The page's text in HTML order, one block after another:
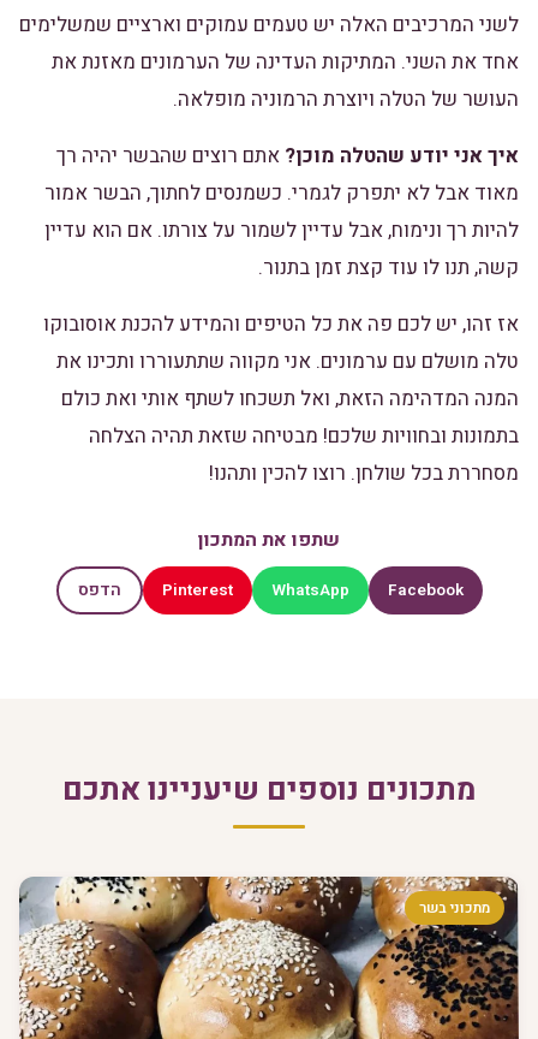
לשני המרכיבים האלה יש טעמים עמוקים וארציים שמשלימים
אחד את השני. המתיקות העדינה של הערמונים מאזנת את
העושר של הטלה ויוצרת הרמוניה מופלאה.
איך אני יודע שהטלה מוכן? אתם רוצים שהבשר יהיה רך
מאוד אבל לא יתפרק לגמרי. כשמנסים לחתוך, הבשר אמור
להיות רך ונימוח, אבל עדיין לשמור על צורתו. אם הוא עדיין
קשה, תנו לו עוד קצת זמן בתנור.
אז זהו, יש לכם פה את כל הטיפים והמידע להכנת אוסובוקו
טלה מושלם עם ערמונים. אני מקווה שתתעוררו ותכינו את
המנה המדהימה הזאת, ואל תשכחו לשתף אותי ואת כולם
בתמונות ובחוויות שלכם! מבטיחה שזאת תהיה הצלחה
מסחררת בכל שולחן. רוצו להכין ותהנו!
שתפו את המתכון
Facebook
WhatsApp
Pinterest הדפס
מתכונים נוספים שיעניינו אתכם
מתכוני בשר